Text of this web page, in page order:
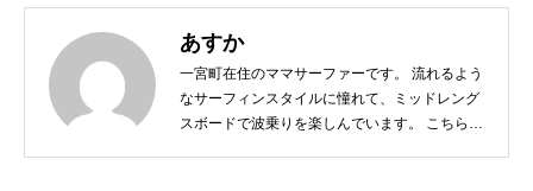
あすか
一宮町在住のママサーファーです。 流れるよう
なサーフィンスタイルに憧れて、ミッドレング
スボードで波乗りを楽しんでいます。 こちらに